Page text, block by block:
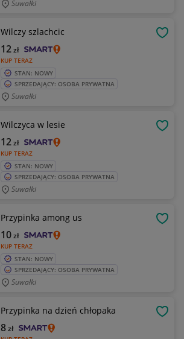
Suwałki
Wilczy szlachcic
KUP TERAZ
12zł
STAN: NOWY
SPRZEDAJĄCY: OSOBA PRYWATNA
Suwałki
Wilczyca w lesie
KUP TERAZ
12zł
STAN: NOWY
SPRZEDAJĄCY: OSOBA PRYWATNA
Suwałki
Przypinka among us
KUP TERAZ
10zł
STAN: NOWY
SPRZEDAJĄCY: OSOBA PRYWATNA
Suwałki
Przypinka na dzień chłopaka
8zł